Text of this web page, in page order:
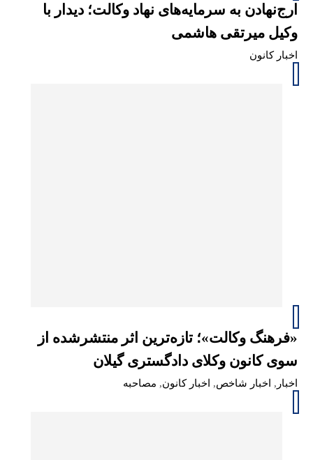
ارج‌نهادن به سرمایه‌های نهاد وکالت؛ دیدار با
وکیل میرتقی هاشمی
اخبار کانون
«فرهنگ وکالت»؛ تازه‌ترین اثر منتشرشده از
سوی کانون وکلای دادگستری گیلان
اخبار , اخبار شاخص, اخبار کانون, مصاحبه